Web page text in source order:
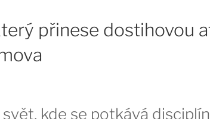
přinese dostihovou
kde se potkává